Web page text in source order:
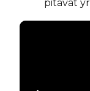
pitävät